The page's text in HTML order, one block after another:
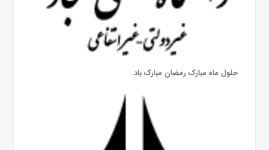
حلول ماه مبارک رمضان مبارک باد.